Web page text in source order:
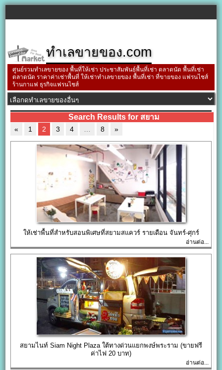
ทำเลขายของ.com
ศูนย์รวมทำเลขายของ พื้นที่ให้เช่า ประชาสัมพันธ์พื้นที่เช่า ตลาดนัด พื้นที่เช่า
ตลาดนัด ราคาค่าเช่าพื้นที่ ให้เช่าทำเลขายของ พื้นที่เช่า ที่ขายของ แฟรนไชส์
ร้านกาแฟ ธุรกิจแฟรนไชส์
Search Results for สยาม
« 1 2 3 4 8 »
ให้เช่าพื้นที่สำหรับสอนพิเศษที่สยามสแควร์ รายเดือน จันทร์-ศุกร์
อ่านต่อ...
สยามไนท์ Siam Night Plaza ใต้ทางด่วนแยกพงษ์พระราม (ขายฟรี
ค่าไฟ 20 บาท)
อ่านต่อ...